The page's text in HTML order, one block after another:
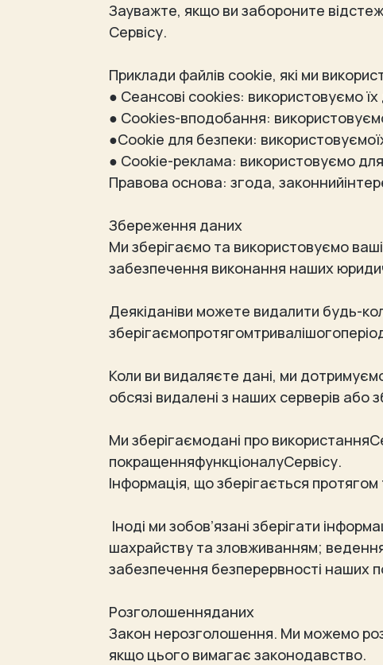
Зауважте, якщо ви забороните
Сервісу.
Приклади файлів cookie, які ми
● Сеансові cookies: використовуємо
● Сookies-вподобання:
●Сookie для безпеки:
● Сookie-реклама: використовуємо
Правова основа: згода,
Збереження даних
Ми зберігаємо та використовуємо
забезпечення виконання наших
Деякіданіви можете видалити будь-
Коли ви видаляєте дані, ми
обсязі видалені з наших серверів або
Ми зберігаємодані про
покращенняфункціоналуСервісу.
Інформація, що зберігається
Іноді ми зобов’язані зберігати
шахрайству та зловживанням;
забезпечення безперервності наших
Розголошенняданих
Закон нерозголошення. Ми можемо
якщо цього вимагає законодавство.